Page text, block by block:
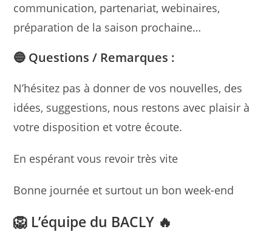
communication, partenariat, webinaires,
préparation de la saison prochaine…
🔵 Questions / Remarques :
N’hésitez pas à donner de vos nouvelles, des
idées, suggestions, nous restons avec plaisir à
votre disposition et votre écoute.
En espérant vous revoir très vite
Bonne journée et surtout un bon week-end
🦁 L’équipe du BACLY 🔥